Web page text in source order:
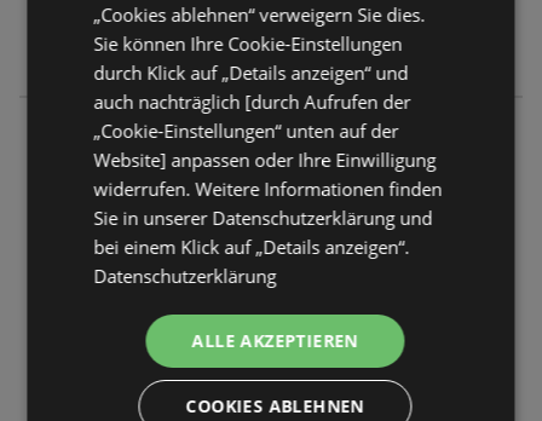
Freitag
08:30-18:00 Uhr
Samstag
08:30-12:30 Uhr
SONNENTOR Sprögnitz
Sprögnitz 10
3910 Zwettl
ANGEBOTE:
0
FLUGBLÄTTER: 0
Jetzt geöffnet
Montag - Freitag
08:00-17:00 Uhr
„Cookies ablehnen“ verweigern Sie dies.
Sie können Ihre Cookie-Einstellungen
durch Klick auf „Details anzeigen“ und
auch nachträglich [durch Aufrufen der
„Cookie-Einstellungen“ unten auf der
Website] anpassen oder Ihre Einwilligung
widerrufen. Weitere Informationen finden
Sie in unserer Datenschutzerklärung und
bei einem Klick auf „Details anzeigen“.
Datenschutzerklärung
ALLE AKZEPTIEREN
COOKIES ABLEHNEN